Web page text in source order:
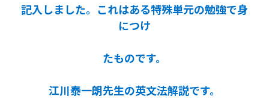
記入しました。これはある特殊単元の勉強で身
につけ
たものです。
江川泰一朗先生の英文法解説です。